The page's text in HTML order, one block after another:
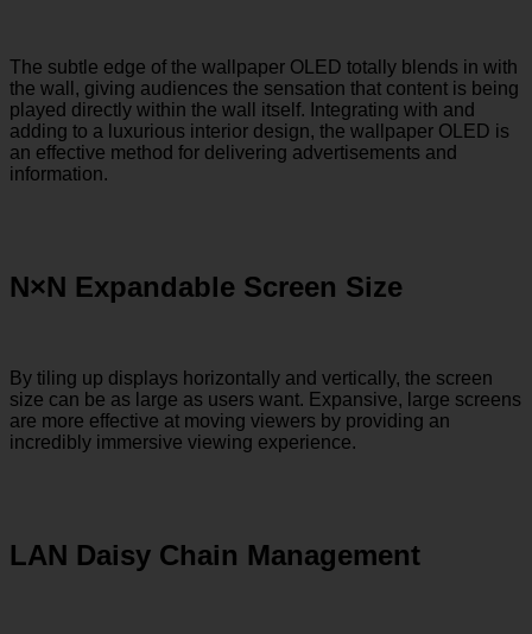
The subtle edge of the wallpaper OLED totally blends in with
the wall, giving audiences the sensation that content is being
played directly within the wall itself. Integrating with and
adding to a luxurious interior design, the wallpaper OLED is
an effective method for delivering advertisements and
information.
N×N Expandable Screen Size
By tiling up displays horizontally and vertically, the screen
size can be as large as users want. Expansive, large screens
are more effective at moving viewers by providing an
incredibly immersive viewing experience.
LAN Daisy Chain Management